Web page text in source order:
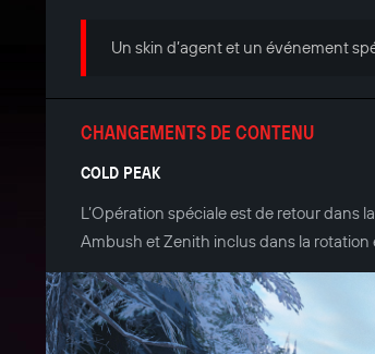
Un skin d’agent et un événement
CHANGEMENTS DE CONTENU
COLD PEAK
L’Opération spéciale est de retour dans
Ambush et Zenith inclus dans la